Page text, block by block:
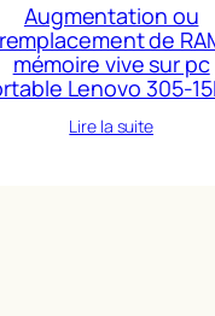
Augmentation ou
remplacement de
mémoire vive sur pc
Lenovo 305-
Lire la suite